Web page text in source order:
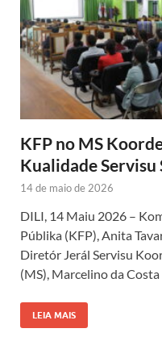
KFP no MS
Kualidade Servisu
14 de maio de 2026
DILI, 14 Maiu 2026 –
Públika (KFP), Anita
Diretór Jerál Servisu
(MS), Marcelino da
LEIA MAIS